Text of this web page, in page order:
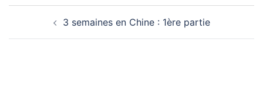
d’article 3 semaines en Chine : 1ère partie